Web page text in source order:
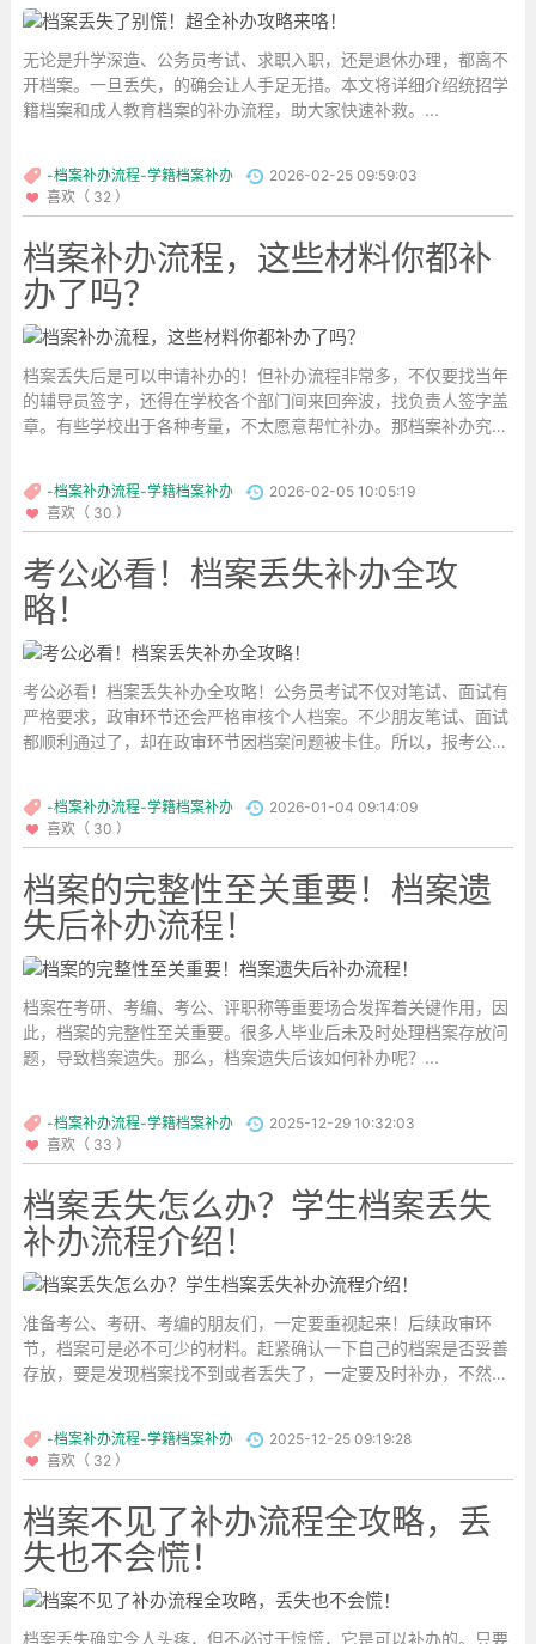
无论是升学深造、公务员考试、求职入职，还是退休办理，都离不
开档案。一旦丢失，的确会让人手足无措。本文将详细介绍统招学
籍档案和成人教育档案的补办流程，助大家快速补救。...
-档案补办流程-学籍档案补办
2026-02-25 09:59:03
喜欢（ 32 ）
档案补办流程，这些材料你都补
办了吗？
档案丢失后是可以申请补办的！但补办流程非常多，不仅要找当年
的辅导员签字，还得在学校各个部门间来回奔波，找负责人签字盖
章。有些学校出于各种考量，不太愿意帮忙补办。那档案补办究竟
-档案补办流程-学籍档案补办
2026-02-05 10:05:19
喜欢（ 30 ）
考公必看！档案丢失补办全攻
略！
考公必看！档案丢失补办全攻略！公务员考试不仅对笔试、面试有
严格要求，政审环节还会严格审核个人档案。不少朋友笔试、面试
都顺利通过了，却在政审环节因档案问题被卡住。所以，报考公务
-档案补办流程-学籍档案补办
2026-01-04 09:14:09
喜欢（ 30 ）
档案的完整性至关重要！档案遗
失后补办流程！
档案在考研、考编、考公、评职称等重要场合发挥着关键作用，因
此，档案的完整性至关重要。很多人毕业后未及时处理档案存放问
题，导致档案遗失。那么，档案遗失后该如何补办呢？...
-档案补办流程-学籍档案补办
2025-12-29 10:32:03
喜欢（ 33 ）
档案丢失怎么办？学生档案丢失
补办流程介绍！
准备考公、考研、考编的朋友们，一定要重视起来！后续政审环
节，档案可是必不可少的材料。赶紧确认一下自己的档案是否妥善
存放，要是发现档案找不到或者丢失了，一定要及时补办，不然肯
-档案补办流程-学籍档案补办
2025-12-25 09:19:28
喜欢（ 32 ）
档案不见了补办流程全攻略，丢
失也不会慌！
档案丢失确实令人头疼，但不必过于惊慌，它是可以补办的。只要